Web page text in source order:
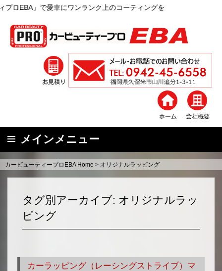
ーティングを
メインメニュー
コカービューティープロEBA Home > オリジナルラッピング
タグ別アーカイブ: オリジナルラッ
ピング
カーラッピング（レーシングストライプ）マ